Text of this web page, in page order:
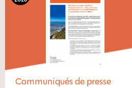
Communiqués de presse